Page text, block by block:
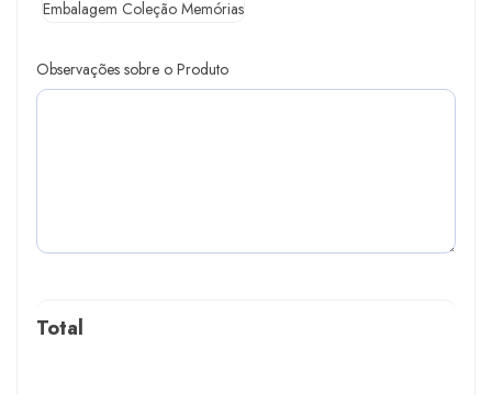
Embalagem Coleção Memórias
Observações sobre o Produto
Total